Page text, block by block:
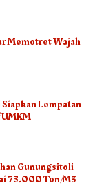
Memotret Wajah
Lompatan
Gunungsitoli
75.000 Ton/M3